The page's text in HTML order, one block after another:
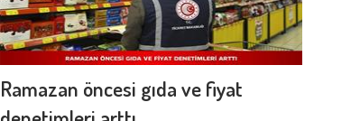
Ramazan öncesi gıda ve fiyat